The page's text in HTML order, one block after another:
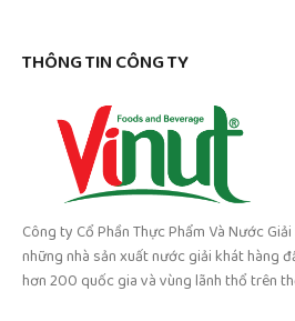
THÔNG TIN CÔNG TY
Công ty Cổ Phần Thực Phẩm Và Nước
những nhà sản xuất nước giải khát hàng
hơn 200 quốc gia và vùng lãnh thổ trên